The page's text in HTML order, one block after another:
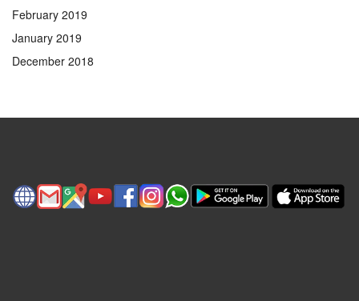
February 2019
January 2019
December 2018